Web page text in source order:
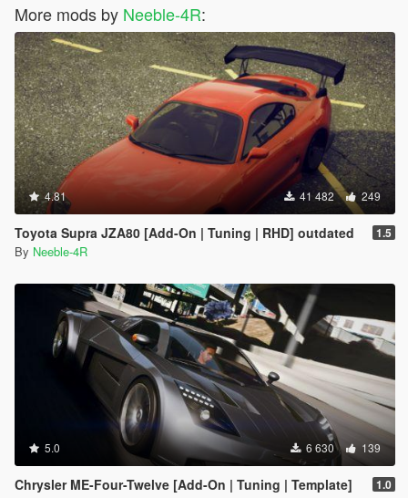
More mods by Neeble-4R:
4.81 41 482 249
Toyota Supra JZA80 [Add-On | Tuning | RHD] outdated 1.5
By Neeble-4R
5.0 6 630 139
Chrysler ME-Four-Twelve [Add-On | Tuning | Template] 1.0